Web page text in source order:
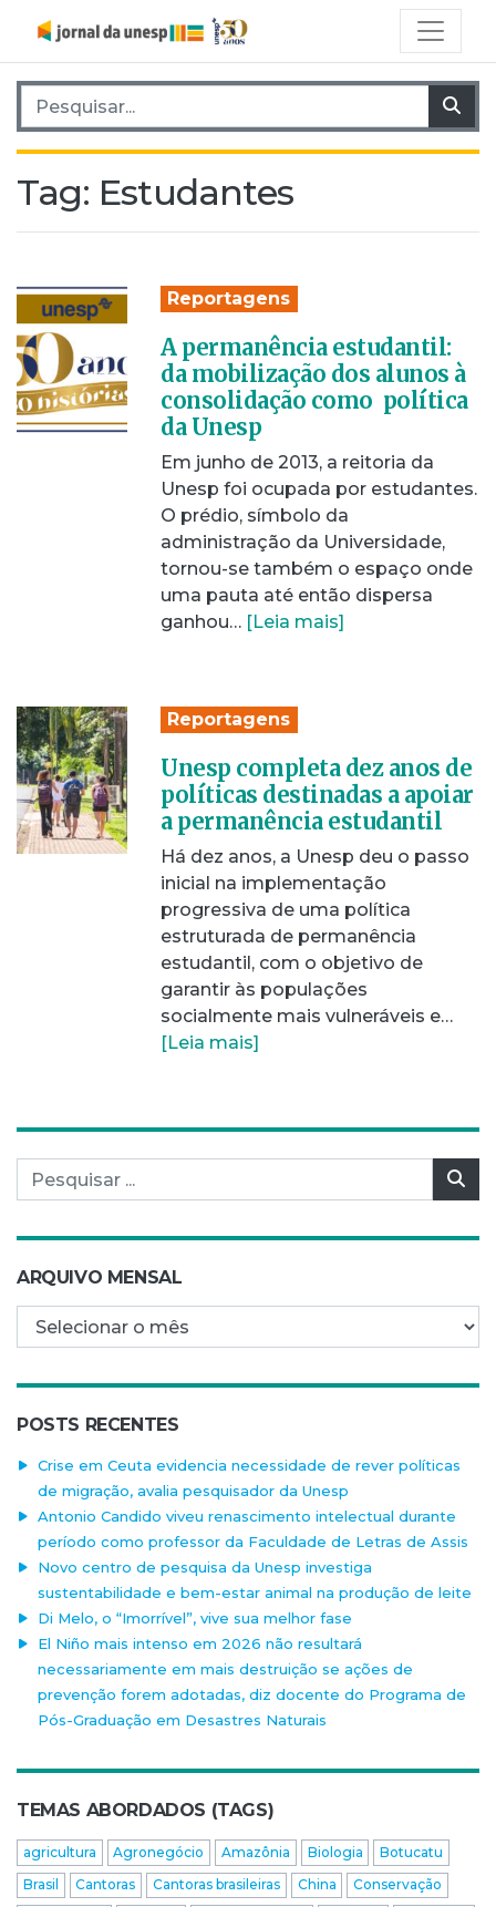
Pesquisar por:
Tag: Estudantes
Reportagens
A permanência estudantil:
da mobilização dos alunos à
consolidação como política
da Unesp
Em junho de 2013, a reitoria da
Unesp foi ocupada por estudantes.
O prédio, símbolo da
administração da Universidade,
tornou-se também o espaço onde
uma pauta até então dispersa
ganhou… [Leia mais]
Reportagens
Unesp completa dez anos de
políticas destinadas a apoiar
a permanência estudantil
Há dez anos, a Unesp deu o passo
inicial na implementação
progressiva de uma política
estruturada de permanência
estudantil, com o objetivo de
garantir às populações
socialmente mais vulneráveis e…
[Leia mais]
Pesquisar por:
ARQUIVO MENSAL
Arquivo mensal
POSTS RECENTES
Crise em Ceuta evidencia necessidade de rever políticas
de migração, avalia pesquisador da Unesp
Antonio Candido viveu renascimento intelectual durante
período como professor da Faculdade de Letras de Assis
Novo centro de pesquisa da Unesp investiga
sustentabilidade e bem-estar animal na produção de leite
Di Melo, o “Imorrível”, vive sua melhor fase
El Niño mais intenso em 2026 não resultará
necessariamente em mais destruição se ações de
prevenção forem adotadas, diz docente do Programa de
Pós-Graduação em Desastres Naturais
TEMAS ABORDADOS (TAGS)
agricultura Agronegócio Amazônia Biologia
Botucatu
Brasil
Cantoras Cantoras brasileiras China
Conservação